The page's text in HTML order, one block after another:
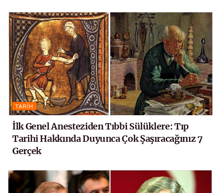
TARIH
İlk Genel Anesteziden Tıbbi Sülüklere: Tıp
Tarihi Hakkında Duyunca Çok Şaşıracağınız 7
Gerçek